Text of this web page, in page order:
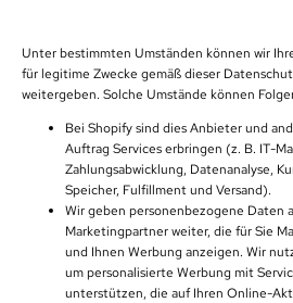
Unter bestimmten Umständen können wir
für legitime Zwecke gemäß dieser
weitergeben. Solche Umstände können
Bei Shopify sind dies Anbieter und
Auftrag Services erbringen (z. B. IT-
Zahlungsabwicklung, Datenanalyse,
Speicher, Fulfillment und Versand).
Wir geben personenbezogene Daten
Marketingpartner weiter, die für Sie
und Ihnen Werbung anzeigen. Wir
um personalisierte Werbung mit
unterstützen, die auf Ihren Online-